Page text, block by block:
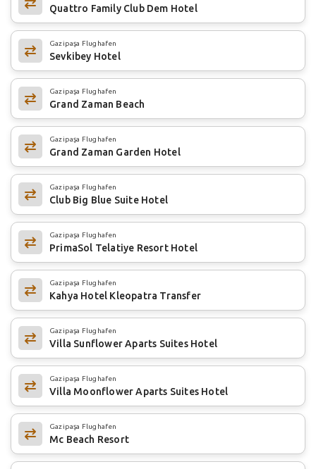
Quattro Family Club Dem Hotel
Gazipaşa Flughafen
Sevkibey Hotel
Gazipaşa Flughafen
Grand Zaman Beach
Gazipaşa Flughafen
Grand Zaman Garden Hotel
Gazipaşa Flughafen
Club Big Blue Suite Hotel
Gazipaşa Flughafen
PrimaSol Telatiye Resort Hotel
Gazipaşa Flughafen
Kahya Hotel Kleopatra Transfer
Gazipaşa Flughafen
Villa Sunflower Aparts Suites Hotel
Gazipaşa Flughafen
Villa Moonflower Aparts Suites Hotel
Gazipaşa Flughafen
Mc Beach Resort